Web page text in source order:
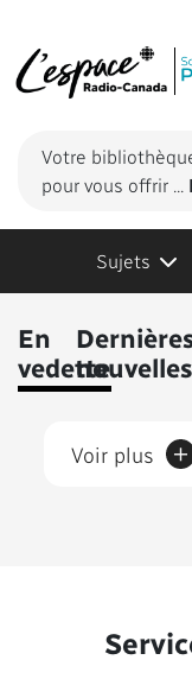
Votre
pour vous offrir ...
Sujets
En
vedettenouvelles
Voir plus +